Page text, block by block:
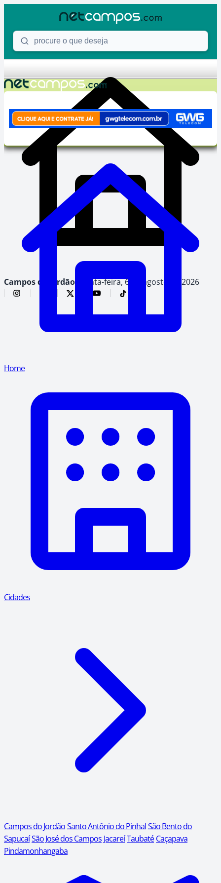
Procure o que deseja
Campos do Jordão, quinta-feira, 6 de agosto de 2026
Home
Cidades
Campos do JordãoSanto Antônio do PinhalSão Bento do
SapucaíSão José dos Campos JacareíTaubaté Caçapava
Pindamonhangaba